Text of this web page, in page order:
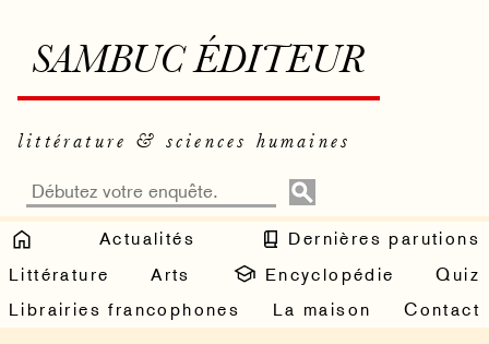
SAMBUC ÉDITEUR
littérature & sciences humaines
Actualités
Dernières parutions
Littérature
Arts Encyclopédie
Quiz
Librairies francophones
La maison Contact